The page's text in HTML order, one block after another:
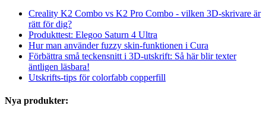
Creality K2 Combo vs K2 Pro Combo - vilken 3D-skrivare är
rätt för dig?
Produkttest: Elegoo Saturn 4 Ultra
Hur man använder fuzzy skin-funktionen i Cura
Förbättra små teckensnitt i 3D-utskrift: Så här blir texter
äntligen läsbara!
Utskrifts-tips för colorfabb copperfill
Nya produkter: